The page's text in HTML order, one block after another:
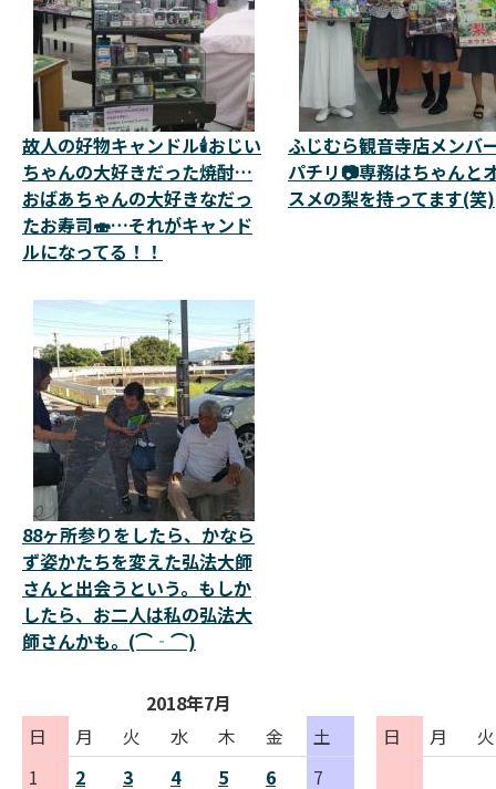
故人の好物キャンドル🕯️おじい
ちゃんの大好きだった焼酎…
おばあちゃんの大好きなだっ
たお寿司🍣…それがキャンド
ルになってる！！
ふじむら観音寺店メンバ
パチリ📷専務はちゃんと
スメの梨を持ってます(笑)
88ヶ所参りをしたら、かなら
ず姿かたちを変えた弘法大師
さんと出会うという。もしか
したら、お二人は私の弘法大
師さんかも。(⌒‐⌒)
2018年7月
日
月 火 水 木 金
土
1
2 3 4 5 6 7
日 月 火